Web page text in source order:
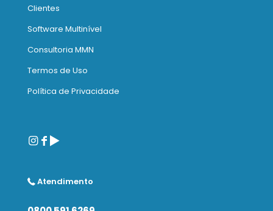
Clientes
Software Multinível
Consultoria MMN
Termos de Uso
Política de Privacidade
Atendimento